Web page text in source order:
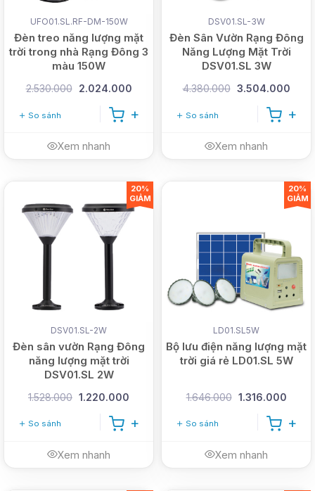
UFO01.SL.RF-DM-150W
Đèn treo năng lượng mặt
trời trong nhà Rạng Đông 3
màu 150W
2.530.000 2.024.000
So sánh
Xem nhanh
DSV01.SL-3W
Đèn Sân Vườn Rạng Đông
Năng Lượng Mặt Trời
DSV01.SL 3W
4.380.000 3.504.000
So sánh
Xem nhanh
DSV01.SL-2W
Đèn sân vườn Rạng Đông
năng lượng mặt trời
DSV01.SL 2W
1.528.000 1.220.000
So sánh
Xem nhanh
20%
GIẢM
LD01.SL5W
Bộ lưu điện năng lượng mặt
trời giá rẻ LD01.SL 5W
1.646.000 1.316.000
So sánh
Xem nhanh
20%
GIẢM